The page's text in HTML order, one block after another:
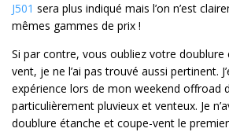
J501 sera plus indiqué mais l’on n’est
mêmes gammes de prix !
Si par contre, vous oubliez votre doublure
vent, je ne l’ai pas trouvé aussi pertinent.
expérience lors de mon weekend offroad
particulièrement pluvieux et venteux. Je
doublure étanche et coupe-vent le